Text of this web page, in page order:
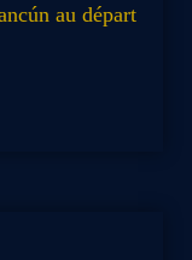
au départ